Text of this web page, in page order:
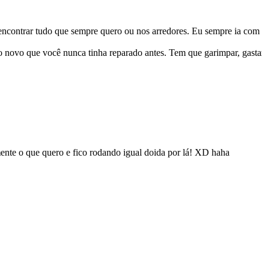
tudo que sempre quero ou nos arredores. Eu sempre ia
que você nunca tinha reparado antes. Tem que garimpar,
o que quero e fico rodando igual doida por lá! XD haha